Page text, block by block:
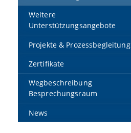
Weitere
Unterstützungsangebote
Projekte & Prozessbegleitung
Zertifikate
Wegbeschreibung
Besprechungsraum
News